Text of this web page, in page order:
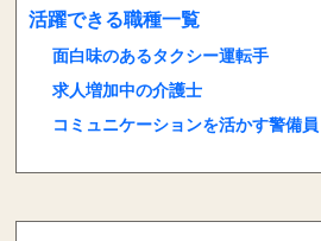
活躍できる職種一覧
面白味のあるタクシー運転手
求人増加中の介護士
コミュニケーションを活かす警備員